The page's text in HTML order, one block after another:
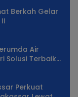
Berkah Gelar
Air
Solusi Terbaik
Perkuat